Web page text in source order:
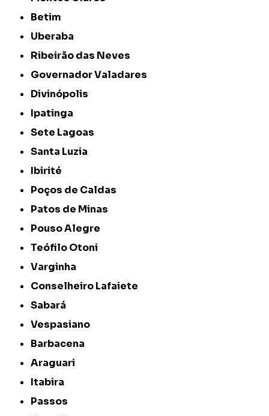
Betim
Uberaba
Ribeirão das Neves
Governador Valadares
Divinópolis
Ipatinga
Sete Lagoas
Santa Luzia
Ibirité
Poços de Caldas
Patos de Minas
Pouso Alegre
Teófilo Otoni
Varginha
Conselheiro Lafaiete
Sabará
Vespasiano
Barbacena
Araguari
Itabira
Passos